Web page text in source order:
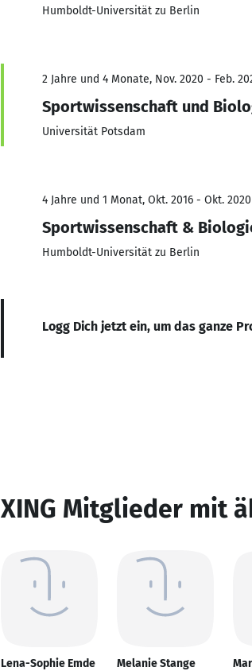
Humboldt-Universität zu Berlin
2 Jahre und 4 Monate, Nov. 2020 - Feb.
Sportwissenschaft und
Universität Potsdam
4 Jahre und 1 Monat, Okt. 2016 - Okt. 2020
Sportwissenschaft &
Humboldt-Universität zu Berlin
Logg Dich jetzt ein, um das ganze
XING Mitglieder mit
Lena-Sophie Emde Melanie Stange